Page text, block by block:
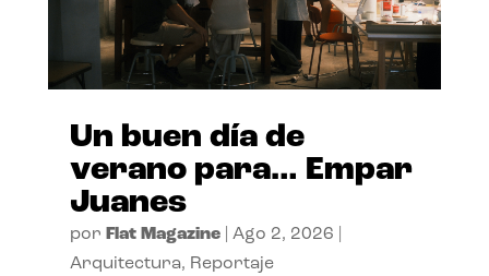
Un buen día de
verano para… Empar
Juanes
por Flat Magazine| Ago 2, 2026
Arquitectura, Reportaje